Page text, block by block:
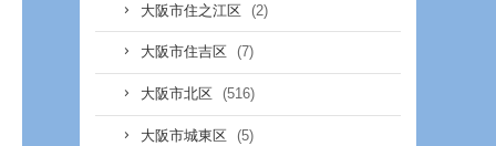
大阪市住之江区 (2)
大阪市住吉区 (7)
大阪市北区 (516)
大阪市城東区 (5)